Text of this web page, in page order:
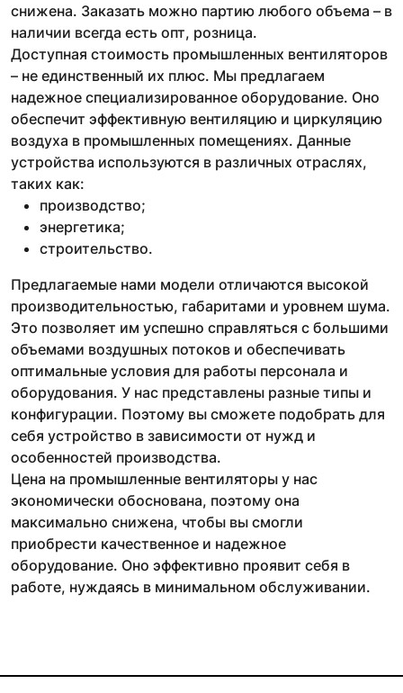
снижена. Заказать можно партию любого объема – в
наличии всегда есть опт, розница.
Доступная стоимость промышленных вентиляторов
– не единственный их плюс. Мы предлагаем
надежное специализированное оборудование. Оно
обеспечит эффективную вентиляцию и циркуляцию
воздуха в промышленных помещениях. Данные
устройства используются в различных отраслях,
таких как:
производство;
энергетика;
строительство.
Предлагаемые нами модели отличаются высокой
производительностью, габаритами и уровнем шума.
Это позволяет им успешно справляться с большими
объемами воздушных потоков и обеспечивать
оптимальные условия для работы персонала и
оборудования. У нас представлены разные типы и
конфигурации. Поэтому вы сможете подобрать для
себя устройство в зависимости от нужд и
особенностей производства.
Цена на промышленные вентиляторы у нас
экономически обоснована, поэтому она
максимально снижена, чтобы вы смогли
приобрести качественное и надежное
оборудование. Оно эффективно проявит себя в
работе, нуждаясь в минимальном обслуживании.